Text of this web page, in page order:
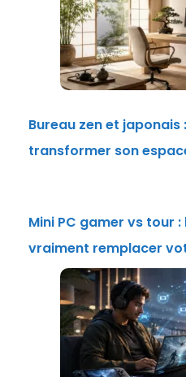
Bureau zen et japonais
transformer son
Mini PC gamer vs
vraiment remplacer